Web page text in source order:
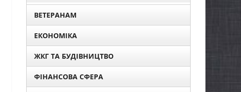
ВЕТЕРАНАМ
ЕКОНОМІКА
ЖКГ ТА БУДІВНИЦТВО
ФІНАНСОВА СФЕРА